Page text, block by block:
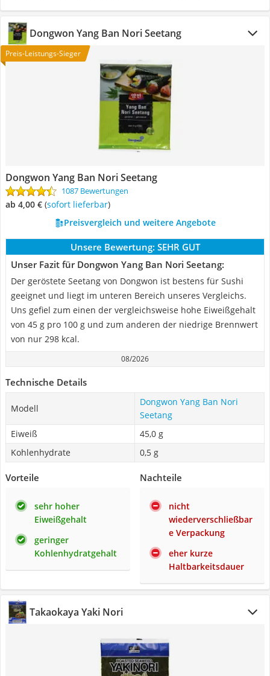
Dongwon Yang Ban Nori Seetang
Preis-Leistungs-Sieger
Dongwon Yang Ban Nori Seetang
1087 Bewertungen
ab 4,00 € ( Sofort lieferbar)
Preisvergleich und weitere Angebote
Unsere Bewertung: SEHR GUT
Unser Fazit für Dongwon Yang Ban Nori Seetang:
Der geröstete Seetang von Dongwon ist bestens für Sushi
geeignet und liegt im unteren Bereich unseres Vergleichs.
Uns gefiel zum einen der vergleichsweise hohe Eiweißgehalt
von 45 g pro 100 g und zum anderen der niedrige Brennwert
von nur 298 kcal.
08/2026
Technische Details
Modell
Dongwon Yang Ban Nori
Seetang
Eiweiß
45,0 g
Kohlenhydrate
0,5 g
Vorteile
sehr hoher
Eiweißgehalt
geringer
Kohlenhydratgehalt
Nachteile
nicht
wiederverschließbar
e Verpackung
eher kurze
Haltbarkeitsdauer
Takaokaya Yaki Nori